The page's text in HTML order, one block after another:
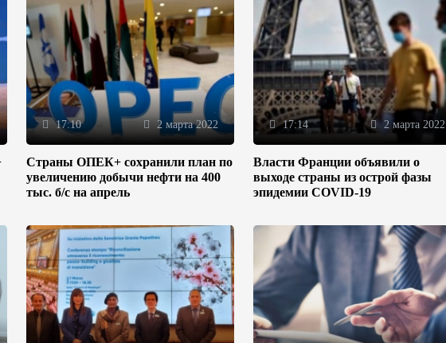
17:10 2 марта 2022
Страны ОПЕК+ сохранили план по
увеличению добычи нефти на 400
тыс. б/с на апрель
17:14 2 марта 2022
Власти Франции объявили о
выходе страны из острой фазы
эпидемии COVID-19